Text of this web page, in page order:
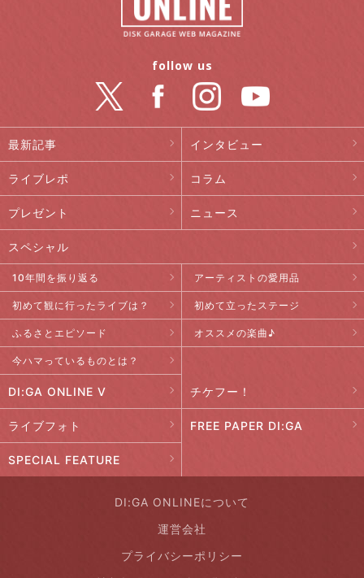
最新記事 インタビュー
ライブレポ コラム
プレゼント ニュース
スペシャル
10年間を振り返る アーティストの愛用品
初めて観に行ったライブは？ 初めて立ったステージ
ふるさとエピソード オススメの楽曲♪
今ハマっているものとは？
DI:GA ONLINE V チケフー！
ライブフォト FREE PAPER DI:GA
SPECIAL FEATURE
follow us
DI:GA ONLINEについて
運営会社
プライバシーポリシー